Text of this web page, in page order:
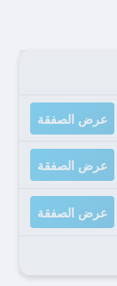
عرض الصفقة
عرض الصفقة
عرض الصفقة